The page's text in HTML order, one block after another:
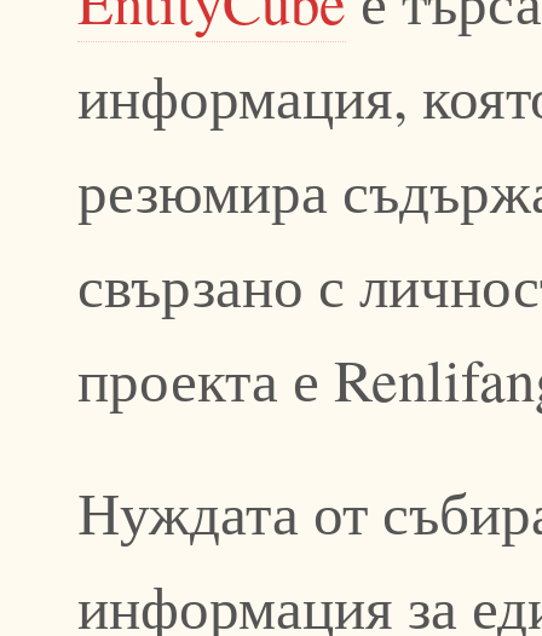
информация,
резюмира
свързано с
проекта е
Нуждата от
информация за